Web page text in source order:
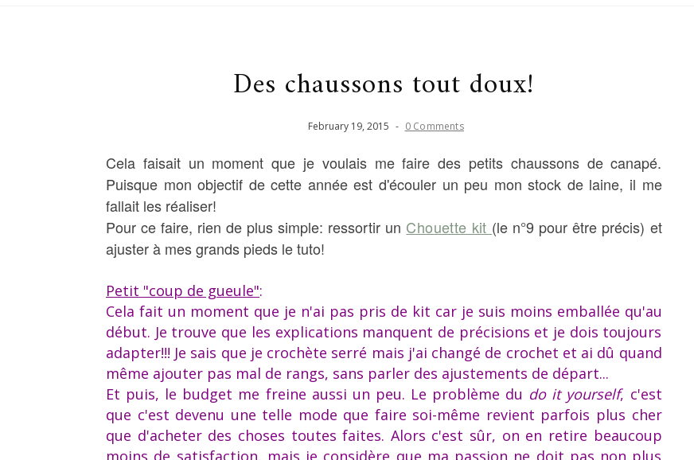
Des chaussons tout doux!
February 19, 2015 - 0 Comments
Cela faisait un moment que je voulais me faire des petits chaussons de canapé.
Puisque mon objectif de cette année est d'écouler un peu mon stock de laine, il me
fallait les réaliser!
Pour ce faire, rien de plus simple: ressortir un Chouette kit (le n°9 pour être précis) et
ajuster à mes grands pieds le tuto!
Petit "coup de gueule":
Cela fait un moment que je n'ai pas pris de kit car je suis moins emballée qu'au
début. Je trouve que les explications manquent de précisions et je dois toujours
adapter!!! Je sais que je crochète serré mais j'ai changé de crochet et ai dû quand
même ajouter pas mal de rangs, sans parler des ajustements de départ...
Et puis, le budget me freine aussi un peu. Le problème du do it yourself, c'est
que c'est devenu une telle mode que faire soi-même revient parfois plus cher
que d'acheter des choses toutes faites. Alors c'est sûr, on en retire beaucoup
moins de satisfaction, mais je considère que ma passion ne doit pas non plus